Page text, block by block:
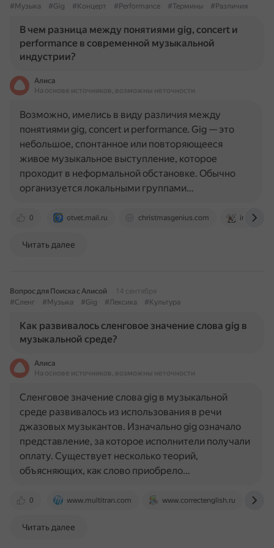
#Музыка
#Gig #Концерт #Performance #Термины #Различия
В чем разница между понятиями gig, concert и
performance в современной музыкальной
индустрии?
Алиса
На основе источников, возможны неточности
0 otvet.mail.ru christmasgenius.com
Возможно, имелись в виду различия между
понятиями gig, concert и performance. Gig — это
небольшое, спонтанное или повторяющееся
живое музыкальное выступление, которое
проходит в неформальной обстановке. Обычно
организуется локальными группами…
Читать далее
Вопрос для Поиска с Алисой
14 сентября
#Сленг
#Музыка #Gig #Лексика #Культура
Как развивалось сленговое значение слова gig в
музыкальной среде?
Алиса
На основе источников, возможны неточности
0 www.multitran.com www.correctenglish.ru
Сленговое значение слова gig в музыкальной
среде развивалось из использования в речи
джазовых музыкантов. Изначально gig означало
представление, за которое исполнители получали
оплату. Существует несколько теорий,
объясняющих, как слово приобрело…
Читать далее